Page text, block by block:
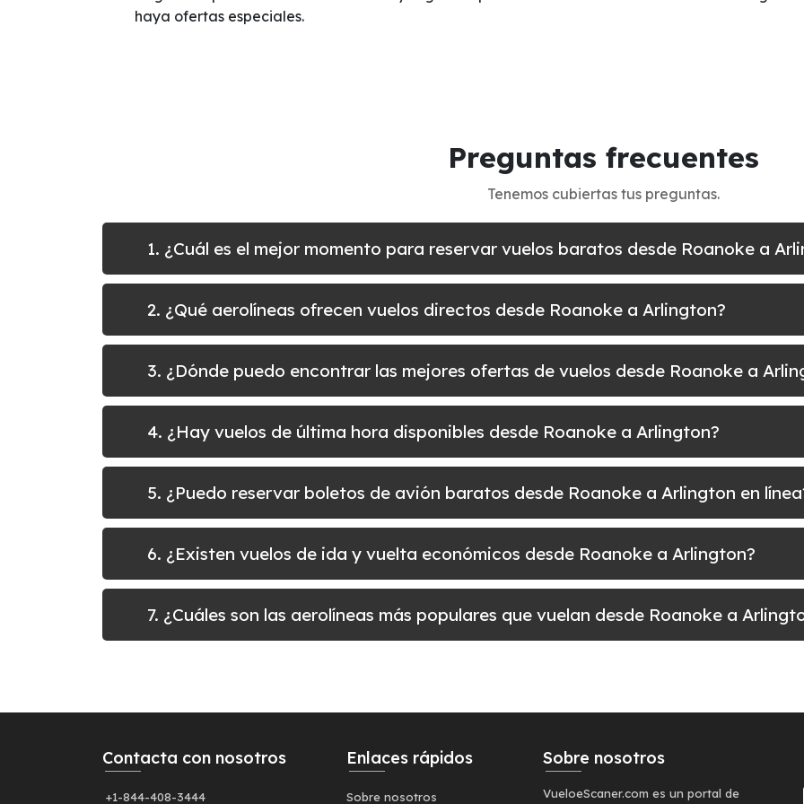
haya ofertas especiales.
Preguntas frecuentes
Tenemos cubiertas tus preguntas.
1. ¿Cuál es el mejor momento para reservar vuelos baratos desde Roanoke a
2. ¿Qué aerolíneas ofrecen vuelos directos desde Roanoke a Arlington?
3. ¿Dónde puedo encontrar las mejores ofertas de vuelos desde Roanoke a
4. ¿Hay vuelos de última hora disponibles desde Roanoke a Arlington?
5. ¿Puedo reservar boletos de avión baratos desde Roanoke a Arlington en
6. ¿Existen vuelos de ida y vuelta económicos desde Roanoke a Arlington?
7. ¿Cuáles son las aerolíneas más populares que vuelan desde Roanoke a
Contacta con nosotros
+1-844-408-3444
Enlaces rápidos
Sobre nosotros
Sobre nosotros
VueloeScaner.com es un portal de